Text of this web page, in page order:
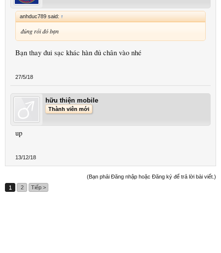
anhduc789 said: ↑
đúng rồi đó bạn
Bạn thay đui sạc khác hàn đủ chân vào nhé
27/5/18
hữu thiện mobile
Thành viên mới
up
13/12/18
(Bạn phải Đăng nhập hoặc Đăng ký để trả lời bài viết.)
1
2 Tiếp >